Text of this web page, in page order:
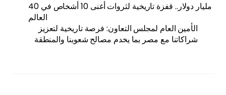
40 مليار دولار.. قفزة تاريخية لثروات أغنى 10 أشخاص في
العالم
الأمين العام لمجلس التعاون: فرصة تاريخية لتعزيز
شراكاتنا مع مصر بما يخدم مصالح شعوبنا والمنطقة